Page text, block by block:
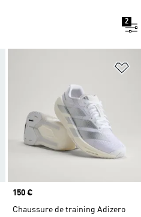
2
Ajouter à la Liste de produits
Prix
150 €
Chaussure de training Adizero